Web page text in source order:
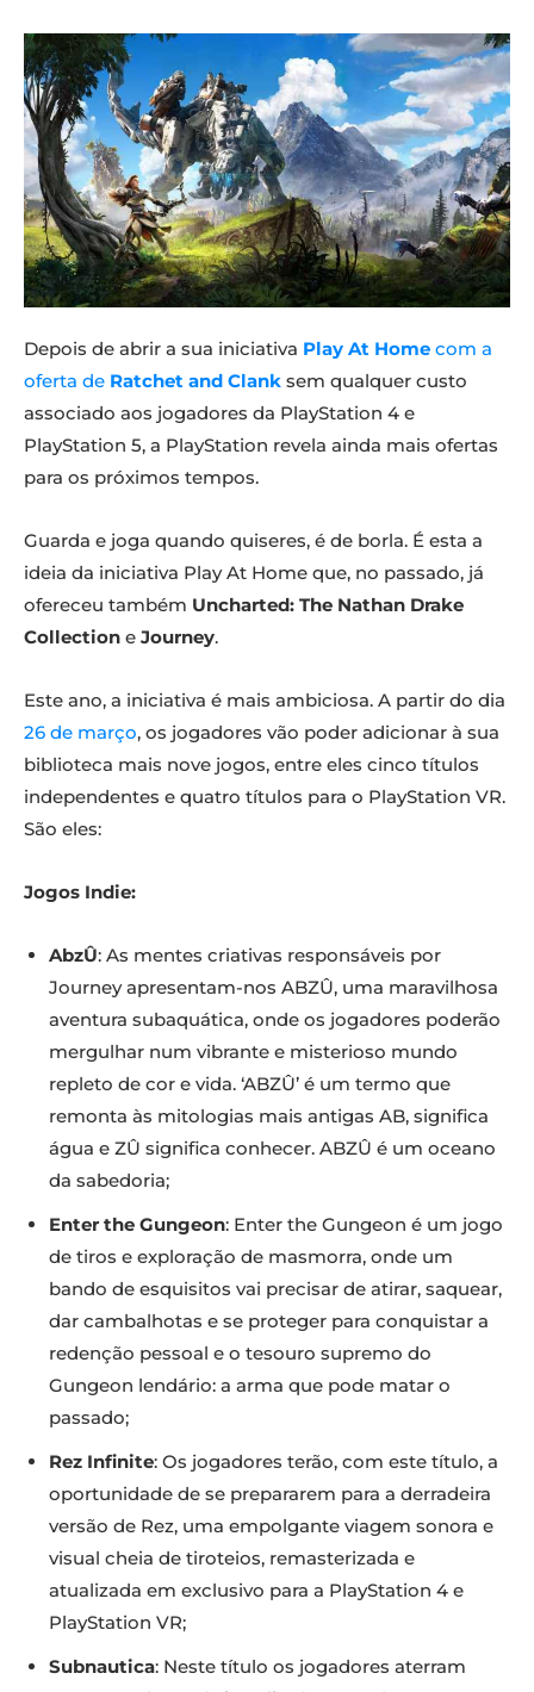
Depois de abrir a sua iniciativa Play At Home com a
oferta de Ratchet and Clank sem qualquer custo
associado aos jogadores da PlayStation 4 e
PlayStation 5, a PlayStation revela ainda mais ofertas
para os próximos tempos.
Guarda e joga quando quiseres, é de borla. É esta a
ideia da iniciativa Play At Home que, no passado, já
ofereceu também Uncharted: The Nathan Drake
Collection e Journey.
Este ano, a iniciativa é mais ambiciosa. A partir do dia
26 de março, os jogadores vão poder adicionar à sua
biblioteca mais nove jogos, entre eles cinco títulos
independentes e quatro títulos para o PlayStation VR.
São eles:
Jogos Indie:
AbzÛ: As mentes criativas responsáveis por
Journey apresentam-nos ABZÛ, uma maravilhosa
aventura subaquática, onde os jogadores poderão
mergulhar num vibrante e misterioso mundo
repleto de cor e vida. ‘ABZÛ’ é um termo que
remonta às mitologias mais antigas AB, significa
água e ZÛ significa conhecer. ABZÛ é um oceano
da sabedoria;
Enter the Gungeon: Enter the Gungeon é um jogo
de tiros e exploração de masmorra, onde um
bando de esquisitos vai precisar de atirar, saquear,
dar cambalhotas e se proteger para conquistar a
redenção pessoal e o tesouro supremo do
Gungeon lendário: a arma que pode matar o
passado;
Rez Infinite: Os jogadores terão, com este título, a
oportunidade de se prepararem para a derradeira
versão de Rez, uma empolgante viagem sonora e
visual cheia de tiroteios, remasterizada e
atualizada em exclusivo para a PlayStation 4 e
PlayStation VR;
Subnautica: Neste título os jogadores aterram